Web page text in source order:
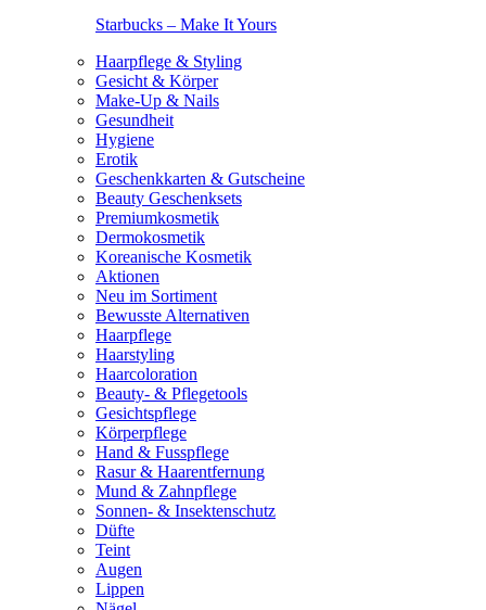
Starbucks – Make It Yours
Haarpflege & Styling
Gesicht & Körper
Make-Up & Nails
Gesundheit
Hygiene
Erotik
Geschenkkarten & Gutscheine
Beauty Geschenksets
Premiumkosmetik
Dermokosmetik
Koreanische Kosmetik
Aktionen
Neu im Sortiment
Bewusste Alternativen
Haarpflege
Haarstyling
Haarcoloration
Beauty- & Pflegetools
Gesichtspflege
Körperpflege
Hand & Fusspflege
Rasur & Haarentfernung
Mund & Zahnpflege
Sonnen- & Insektenschutz
Düfte
Teint
Augen
Lippen